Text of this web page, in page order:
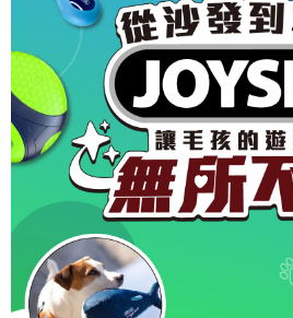
權轉讓予恩沛科技股份有限公司。
２．關於個人資料處理事宜，請瀏覽以下網址
https://aftee.tw/terms/#terms3
３．未成年的使用者請事先徵得法定代理人或
「AFTEE先享後付」，若未經同意申辦者引
任。
４．使用「AFTEE先享後付」時，將依據個
時審查核予不同之上限額度；若仍有額度不足
請求用戶進行身份認證。
５．嚴禁一人註冊多個帳號或使用他人資訊
恩沛科技股份有限公司將有權停止該用戶之
大型貨運
每筆NT$300
宅配-離島
每筆NT$180